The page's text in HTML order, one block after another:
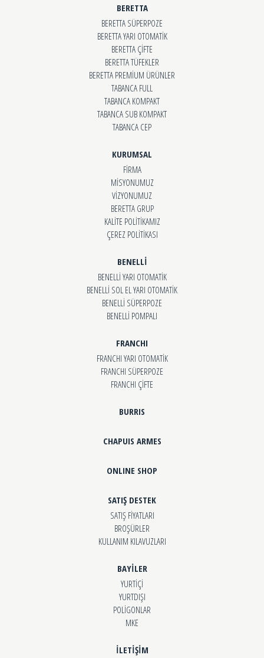
BERETTA
BERETTA SÜPERPOZE
BERETTA YARI OTOMATİK
BERETTA ÇİFTE
BERETTA TÜFEKLER
BERETTA PREMİUM ÜRÜNLER
TABANCA FULL
TABANCA KOMPAKT
TABANCA SUB KOMPAKT
TABANCA CEP
KURUMSAL
FİRMA
MİSYONUMUZ
VİZYONUMUZ
BERETTA GRUP
KALİTE POLİTİKAMIZ
ÇEREZ POLİTİKASI
BENELLİ
BENELLİ YARI OTOMATİK
BENELLİ SOL EL YARI OTOMATİK
BENELLİ SÜPERPOZE
BENELLİ POMPALI
FRANCHI
FRANCHI YARI OTOMATİK
FRANCHI SÜPERPOZE
FRANCHI ÇİFTE
BURRIS
CHAPUIS ARMES
ONLINE SHOP
SATIŞ DESTEK
SATIŞ FİYATLARI
BROŞÜRLER
KULLANIM KILAVUZLARI
BAYİLER
YURTİÇİ
YURTDIŞI
POLİGONLAR
MKE
İLETİŞİM